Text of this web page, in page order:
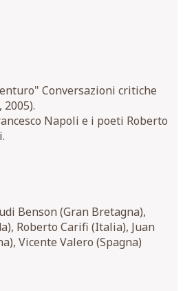
Conversazioni critiche
Napoli e i poeti Roberto
Benson (Gran Bretagna),
Roberto Carifi (Italia), Juan
Vicente Valero (Spagna)